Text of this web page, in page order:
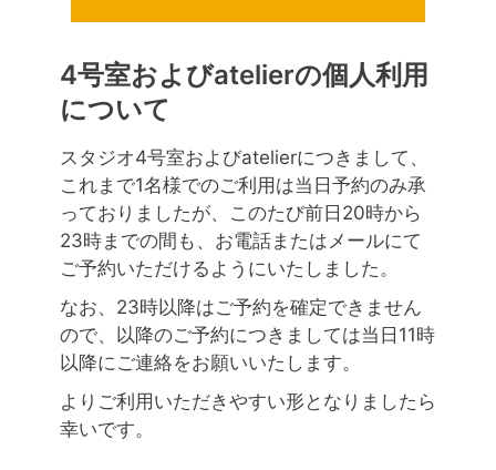
4号室およびatelierの個人利用
について
スタジオ4号室およびatelierにつきまして、
これまで1名様でのご利用は当日予約のみ承
っておりましたが、このたび前日20時から
23時までの間も、お電話またはメールにて
ご予約いただけるようにいたしました。
なお、23時以降はご予約を確定できません
ので、以降のご予約につきましては当日11時
以降にご連絡をお願いいたします。
よりご利用いただきやすい形となりましたら
幸いです。